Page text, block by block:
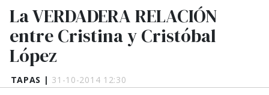
TAPAS | 31-10-2014 12:30
La VERDADERA RELACIÓN
entre Cristina y Cristóbal
López